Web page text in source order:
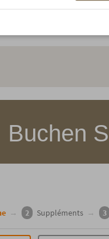
Buchen
→ 2 Suppléments → 3